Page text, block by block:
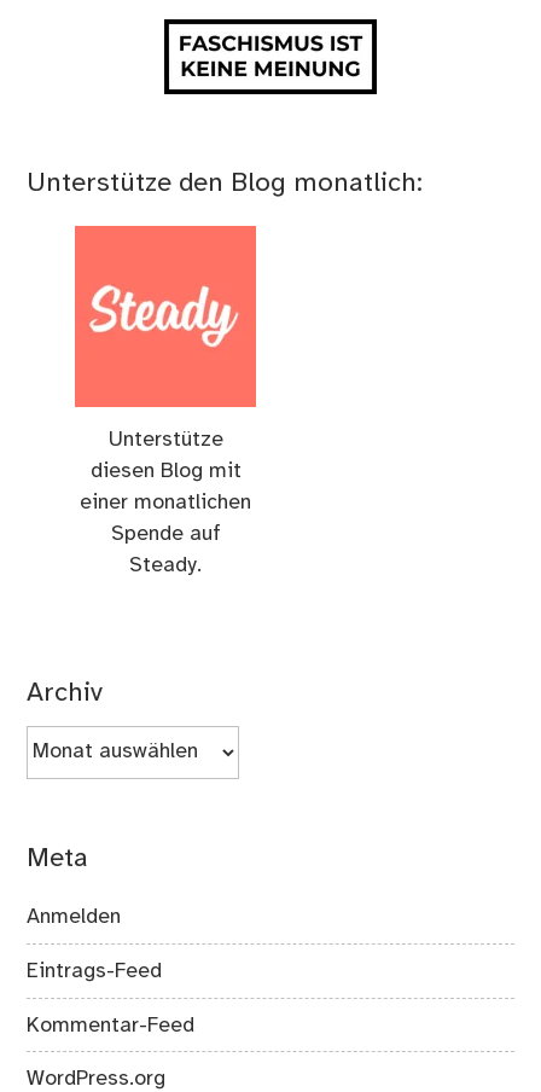
Unterstütze den Blog monatlich:
Unterstütze
diesen Blog mit
einer monatlichen
Spende auf
Steady.
Archiv
Archiv
Meta
Anmelden
Eintrags-Feed
Kommentar-Feed
WordPress.org